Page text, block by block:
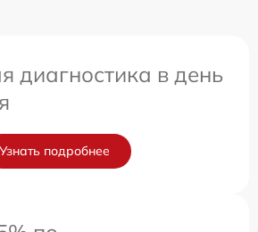
диагностика в день
Узнать подробнее